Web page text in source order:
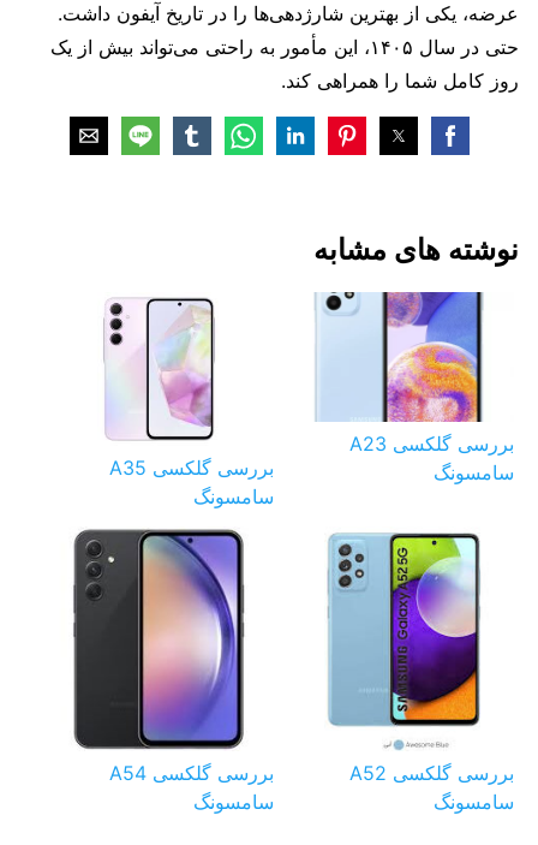
عرضه، یکی از بهترین شارژدهی‌ها را در تاریخ آیفون داشت.
حتی در سال ۱۴۰۵، این مأمور به راحتی می‌تواند بیش از یک
روز کامل شما را همراهی کند.
نوشته های مشابه
بررسی گلکسی A23
سامسونگ
بررسی گلکسی A35
سامسونگ
بررسی گلکسی A52
سامسونگ
بررسی گلکسی A54
سامسونگ